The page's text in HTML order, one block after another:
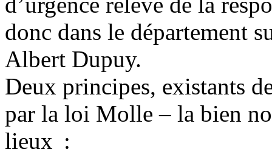
donc dans le département
Albert Dupuy.
Deux principes, existants
par la loi Molle – la bien
lieux :